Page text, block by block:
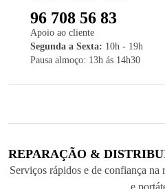
96 708 56 83
Apoio ao cliente
Segunda a Sexta: 10h - 19h
Pausa almoço: 13h ás 14h30
REPARAÇÃO &
Serviços rápidos e de confiança na
e